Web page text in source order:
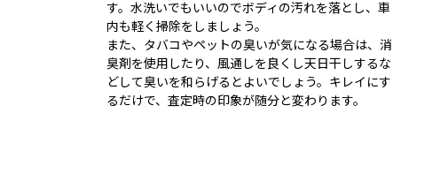
す。水洗いでもいいのでボディの汚れを落とし、車
内も軽く掃除をしましょう。
また、タバコやペットの臭いが気になる場合は、消
臭剤を使用したり、風通しを良くし天日干しするな
どして臭いを和らげるとよいでしょう。キレイにす
るだけで、査定時の印象が随分と変わります。